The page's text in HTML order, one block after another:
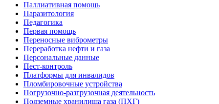
Паллиативная помощь
Паразитология
Педагогика
Первая помощь
Переносные виброметры
Переработка нефти и газа
Персональные данные
Пест-контроль
Платформы для инвалидов
Пломбировочные устройства
Погрузочно-разгрузочная деятельность
Подземные хранилища газа (ПХГ)